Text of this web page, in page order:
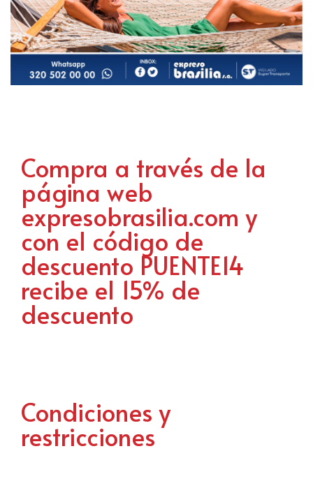
Compra a través de la
página web
expresobrasilia.com y
con el código de
descuento PUENTE14
recibe el 15% de
descuento
Condiciones y
restricciones